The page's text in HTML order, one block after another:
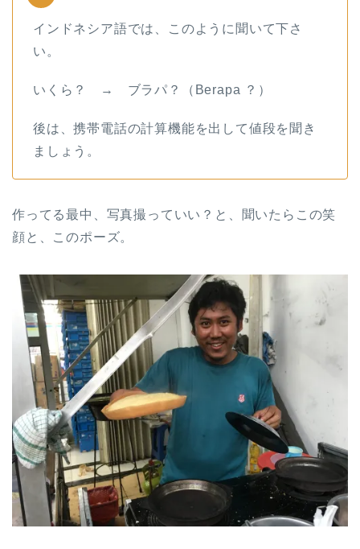
インドネシア語では、このように聞いて下さ
い。
いくら？ → ブラパ？（Berapa ？）
後は、携帯電話の計算機能を出して値段を聞き
ましょう。
作ってる最中、写真撮っていい？と、聞いたらこの笑
顔と、このポーズ。